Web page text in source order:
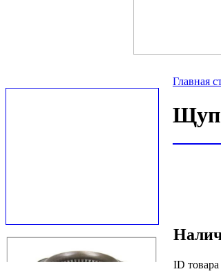
Главная
Щуп
ID товара